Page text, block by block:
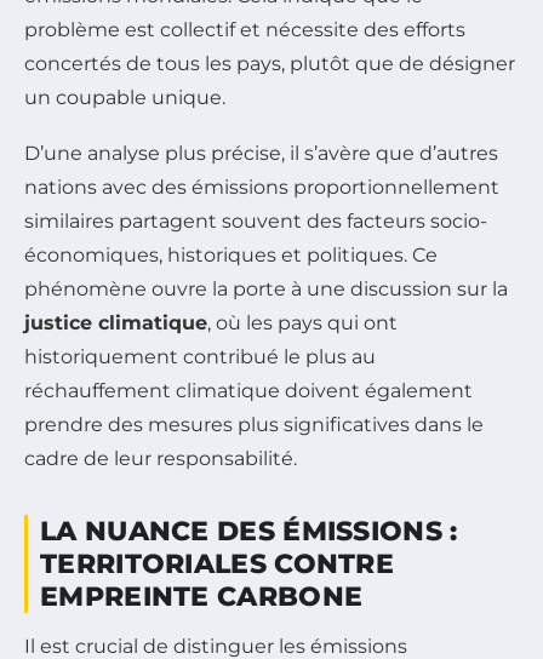
problème est collectif et nécessite des efforts
concertés de tous les pays, plutôt que de désigner
un coupable unique.
D’une analyse plus précise, il s’avère que d’autres
nations avec des émissions proportionnellement
similaires partagent souvent des facteurs socio-
économiques, historiques et politiques. Ce
phénomène ouvre la porte à une discussion sur la
justice climatique, où les pays qui ont
historiquement contribué le plus au
réchauffement climatique doivent également
prendre des mesures plus significatives dans le
cadre de leur responsabilité.
LA NUANCE DES ÉMISSIONS :
TERRITORIALES CONTRE
EMPREINTE CARBONE
Il est crucial de distinguer les émissions